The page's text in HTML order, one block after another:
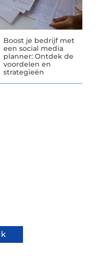
Boost je bedrijf met
een social media
planner: Ontdek de
voordelen en
strategieën